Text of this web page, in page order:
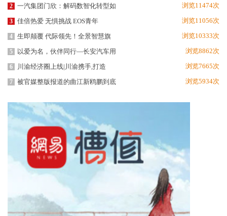
2 一汽集团门欣：解码数智化转型如 浏览11474次
3 佳倍热爱 无惧挑战 EOS青年 浏览11056次
4 生即颠覆 代际领先！全景智慧旗 浏览10333次
5 以爱为名，伙伴同行—长安汽车用 浏览8862次
6 川渝经济圈上线|川渝携手,打造 浏览7665次
7 被官媒整版报道的曲江新鸥鹏到底 浏览5934次